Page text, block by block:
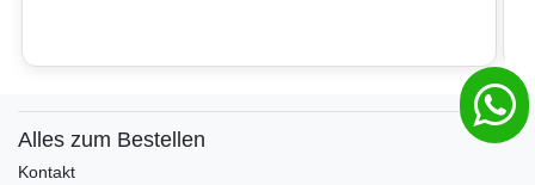
Alles zum Bestellen
Kontakt